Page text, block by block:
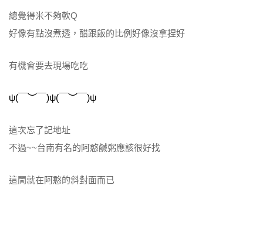
總覺得米不夠軟Q
好像有點沒煮透，醋跟飯的比例好像沒拿捏好
有機會要去現場吃吃
ψ( ￣︶￣ )ψ( ￣︶￣ )ψ
這次忘了記地址
不過~~台南有名的阿憨鹹粥應該很好找
這間就在阿憨的斜對面而已